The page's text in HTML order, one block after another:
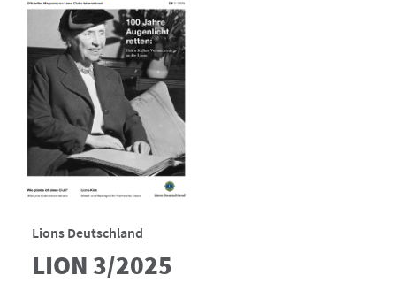
Lions Deutschland
LION 3/2025